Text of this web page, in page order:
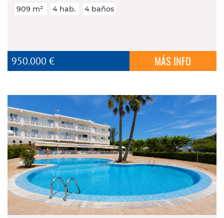
909 m² 4 hab. 4 baños
950.000 € MÁS INFO